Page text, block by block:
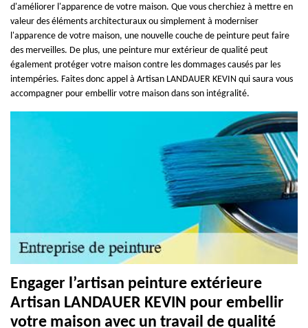
d'améliorer l'apparence de votre maison. Que vous cherchiez à mettre en
valeur des éléments architecturaux ou simplement à moderniser
l'apparence de votre maison, une nouvelle couche de peinture peut faire
des merveilles. De plus, une peinture mur extérieur de qualité peut
également protéger votre maison contre les dommages causés par les
intempéries. Faites donc appel à Artisan LANDAUER KEVIN qui saura vous
accompagner pour embellir votre maison dans son intégralité.
Engager l’artisan peinture extérieure
Artisan LANDAUER KEVIN pour embellir
votre maison avec un travail de qualité